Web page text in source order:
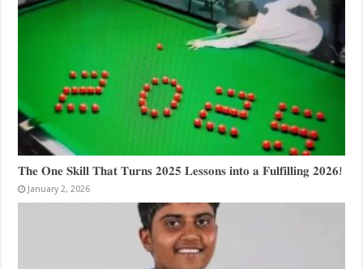
𝐓𝐡𝐞 𝐎𝐧𝐞 𝐒𝐤𝐢𝐥𝐥 𝐓𝐡𝐚𝐭 𝐓𝐮𝐫𝐧𝐬 𝟐𝟎𝟐𝟓 𝐋𝐞𝐬𝐬𝐨𝐧𝐬 𝐢𝐧𝐭𝐨 𝐚 𝐅𝐮𝐥𝐟𝐢𝐥𝐥𝐢𝐧𝐠 𝟐𝟎𝟐𝟔!
January 2, 2026